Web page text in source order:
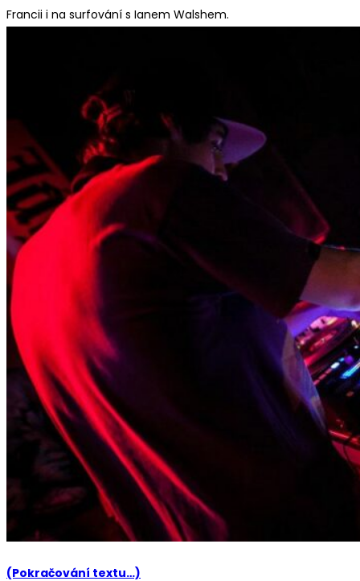
Francii i na surfování s Ianem Walshem.
(Pokračování textu…)